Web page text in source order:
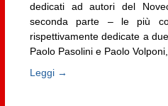
dedicati ad autori del
seconda parte – le più
rispettivamente dedicate a
Paolo Pasolini e Paolo
Leggi →